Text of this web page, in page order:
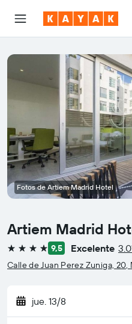
Artiem Madrid
4 estrellas9,5 Excelente
Calle de Juan Perez Zuniga, 20,
jue. 13/8
Fotos de Artiem Madrid Hotel